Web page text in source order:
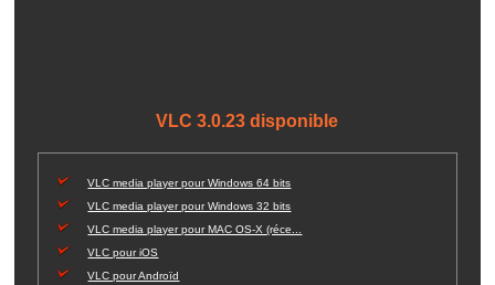
VLC 3.0.23 disponible
VLC media player pour Windows 64 bits
VLC media player pour Windows 32 bits
VLC media player pour MAC OS-X (réce...
VLC pour iOS
VLC pour Androïd